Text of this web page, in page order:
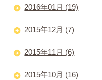
2016年01月 (19)
2015年12月 (7)
2015年11月 (6)
2015年10月 (16)